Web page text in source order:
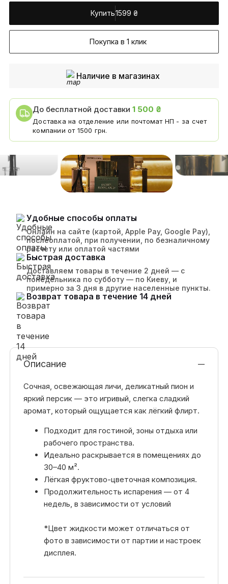
Купить1599 ₴
Покупка в 1 клик
Наличие в магазинах
До бесплатной доставки1 500 ₴
Доставка на отделение или почтомат НП - за счет
компании от 1500 грн.
Удобные способы оплаты
Онлайн на сайте (картой, Apple Pay, Google Pay),
послеоплатой, при получении, по безналичному
расчету или оплатой частями
Быстрая доставка
Доставляем товары в течение 2 дней — с
понедельника по субботу — по Киеву, и
примерно за 3 дня в другие населенные пункты.
Возврат товара в течение 14 дней
Описание
Сочная, освежающая личи, деликатный пион и
яркий персик — это игривый, слегка сладкий
аромат, который ощущается как лёгкий флирт.
Подходит для гостиной, зоны отдыха или
рабочего пространства.
Идеально раскрывается в помещениях до
30–40 м².
Лёгкая фруктово-цветочная композиция.
Продолжительность испарения — от 4
недель, в зависимости от условий
*Цвет жидкости может отличаться от
фото в зависимости от партии и настроек
дисплея.